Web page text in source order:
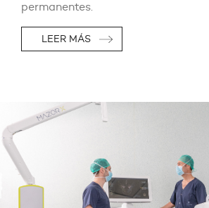
permanentes.
LEER MÁS